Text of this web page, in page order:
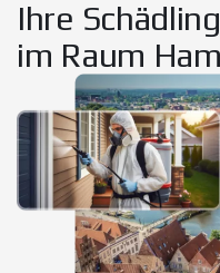
Ihre
im Raum